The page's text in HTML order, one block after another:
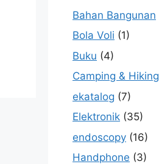
Bahan Bangunan
Bola Voli (1)
Buku (4)
Camping & Hiking
ekatalog (7)
Elektronik (35)
endoscopy (16)
Handphone (3)